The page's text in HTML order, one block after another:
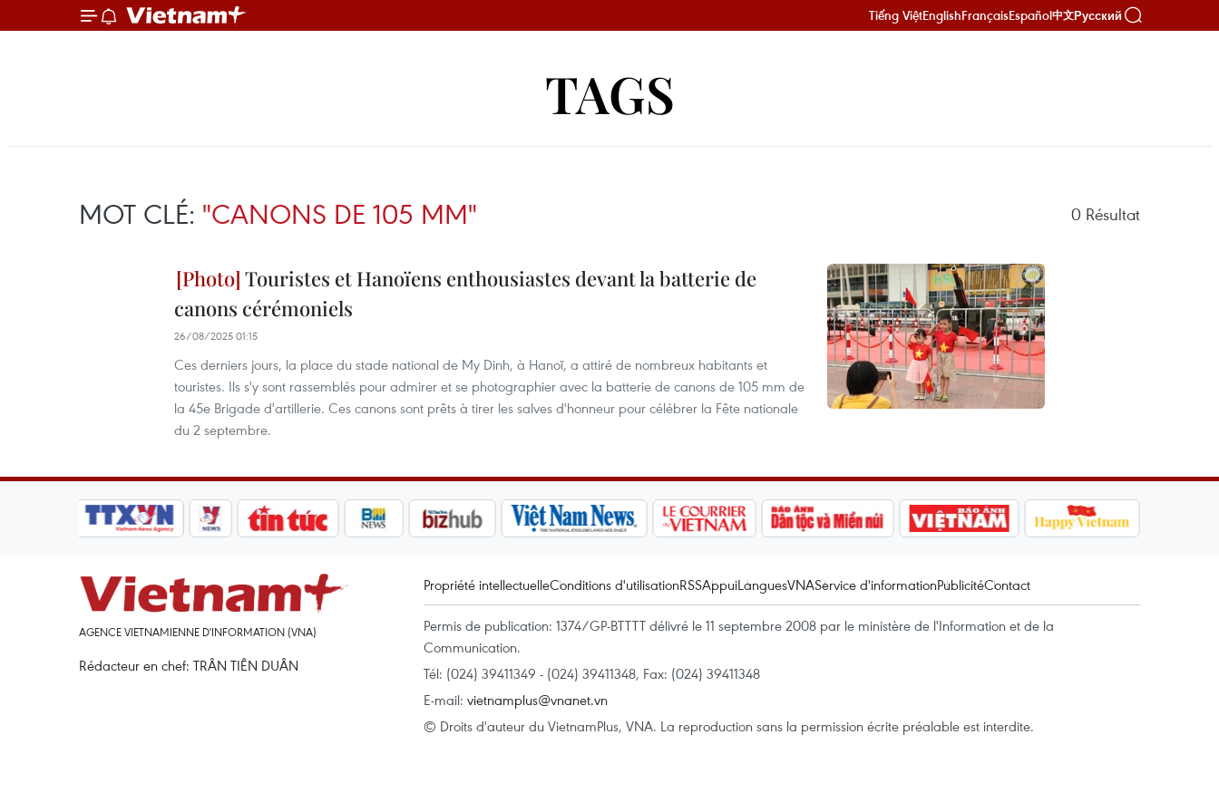
Tiếng ViệtEnglishFrançaisEspañol中文Русский
TAGS
MOT CLÉ: "CANONS DE 105 MM" 0 Résultat
Touristes et Hanoïens enthousiastes devant la batterie de
canons cérémoniels
26/08/2025 01:15
Ces derniers jours, la place du stade national de My Dinh, à Hanoï, a attiré de nombreux habitants et
touristes. Ils s'y sont rassemblés pour admirer et se photographier avec la batterie de canons de 105 mm de
la 45e Brigade d'artillerie. Ces canons sont prêts à tirer les salves d'honneur pour célébrer la Fête nationale
du 2 septembre.
AGENCE VIETNAMIENNE D'INFORMATION (VNA)
Rédacteur en chef: TRÂN TIÊN DUÂN
Propriété intellectuelleConditions d'utilisationRSSAppuiLanguesVNAService d'informationPublicitéContact
Permis de publication: 1374/GP-BTTTT délivré le 11 septembre 2008 par le ministère de l'Information et de la
Communication.
Tél: (024) 39411349 - (024) 39411348, Fax: (024) 39411348
E-mail: vietnamplus@vnanet.vn
© Droits d'auteur du VietnamPlus, VNA. La reproduction sans la permission écrite préalable est interdite.